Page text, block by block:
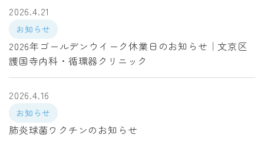
2026.4.21
お知らせ
2026年ゴールデンウイーク休業日のお知らせ｜文京区
護国寺内科・循環器クリニック
2026.4.16
お知らせ
肺炎球菌ワクチンのお知らせ